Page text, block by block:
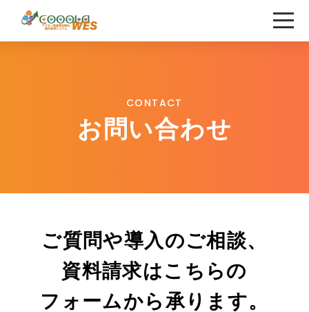
CONTACT
お問い合わせ
ご質問や導入のご相談、
資料請求はこちらの
フォームから承ります。